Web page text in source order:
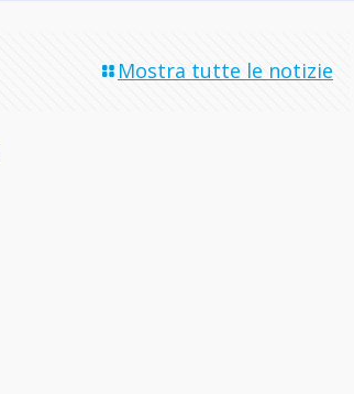
Mostra tutte le notizie